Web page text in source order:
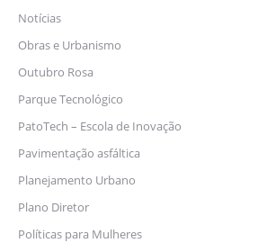
Notícias
Obras e Urbanismo
Outubro Rosa
Parque Tecnológico
PatoTech – Escola de Inovação
Pavimentação asfáltica
Planejamento Urbano
Plano Diretor
Políticas para Mulheres